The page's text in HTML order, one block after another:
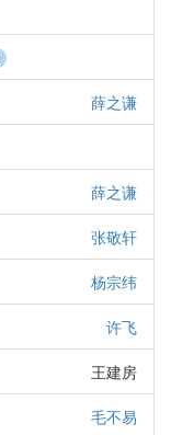
薛之谦
薛之谦
张敬轩
杨宗纬
许飞
王建房
毛不易